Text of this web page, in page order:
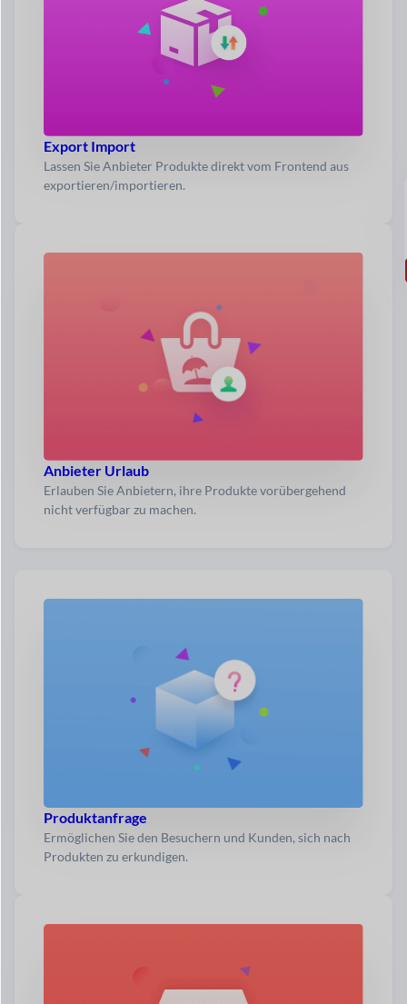
Export Import
Lassen Sie Anbieter Produkte direkt vom Frontend aus
exportieren/importieren.
Anbieter Urlaub
Erlauben Sie Anbietern, ihre Produkte vorübergehend
nicht verfügbar zu machen.
Produktanfrage
Ermöglichen Sie den Besuchern und Kunden, sich nach
Produkten zu erkundigen.